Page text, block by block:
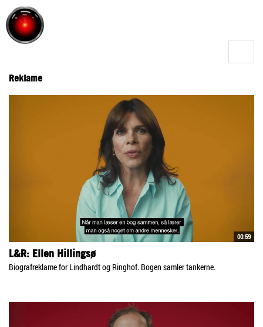
menu
Reklame
00:59
L&R: Ellen Hillingsø
Biografreklame for Lindhardt og Ringhof. Bogen samler tankerne.